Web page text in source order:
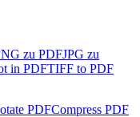
zu PDFJPG zu
in PDFTIFF to PDF
PDFCompress PDF